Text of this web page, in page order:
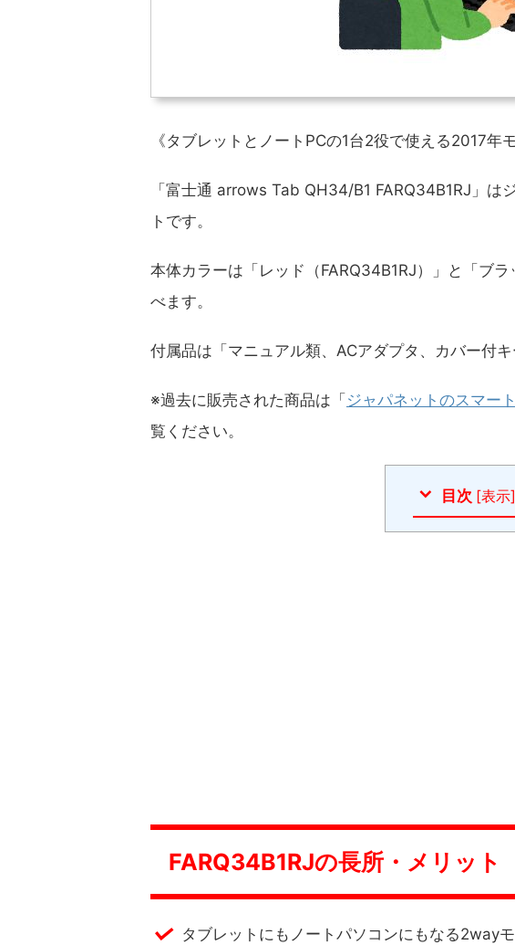
《タブレットとノートPCの1台2役で使える2017年
「富士通 arrows Tab QH34/B1 FARQ34B1RJ」は
トです。
本体カラーは「レッド（FARQ34B1RJ）」と「ブ
べます。
付属品は「マニュアル類、ACアダプタ、カバー付
※過去に販売された商品は「 ジャパネットのスマー
覧ください。
目次 [表示]
FARQ34B1RJの長所・メリット
タブレットにもノートパソコンにもなる2way